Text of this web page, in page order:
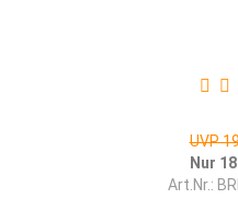
UVP
Nur
Art.Nr.: